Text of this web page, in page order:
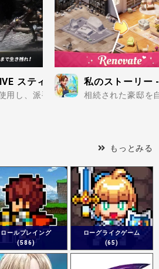
スティルアライブ
用し、派手なアクションで敵を倒し
私のストーリー
相続された豪邸を
もっとみる
ロールプレイング
(586)
ローグライクゲーム
(65)